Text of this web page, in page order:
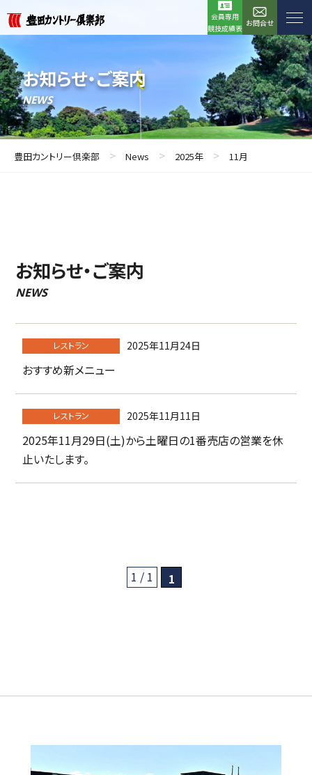
会員専用
競技成績表
お問合せ
お知らせ・ご案内
NEWS
豊田カントリー倶楽部 > News > 2025年 > 11月
お知らせ・ご案内
NEWS
レストラン 2025年11月24日
おすすめ新メニュー
レストラン 2025年11月11日
2025年11月29日(土)から土曜日の1番売店の営業を休
止いたします。
1 / 1 1